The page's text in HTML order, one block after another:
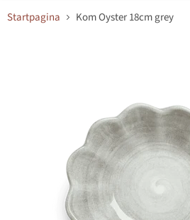
Startpagina Kom Oyster 18cm grey